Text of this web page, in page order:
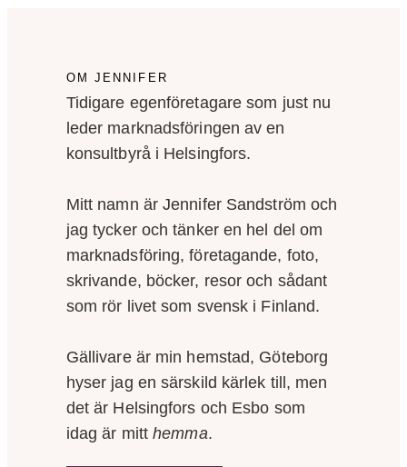
OM JENNIFER
Tidigare egenföretagare som just nu
leder marknadsföringen av en
konsultbyrå i Helsingfors.
Mitt namn är Jennifer Sandström och
jag tycker och tänker en hel del om
marknadsföring, företagande, foto,
skrivande, böcker, resor och sådant
som rör livet som svensk i Finland.
Gällivare är min hemstad, Göteborg
hyser jag en särskild kärlek till, men
det är Helsingfors och Esbo som
idag är mitthemma.